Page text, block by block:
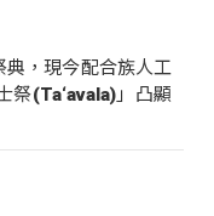
，現今配合族人工
祭(Ta‘avala)」凸顯